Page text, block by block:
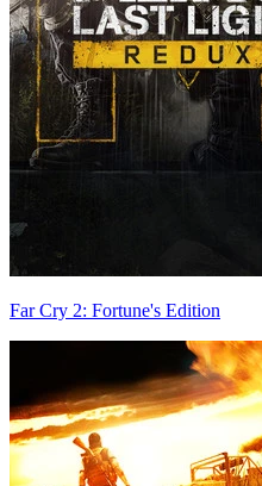
Far Cry 2: Fortune's Edition